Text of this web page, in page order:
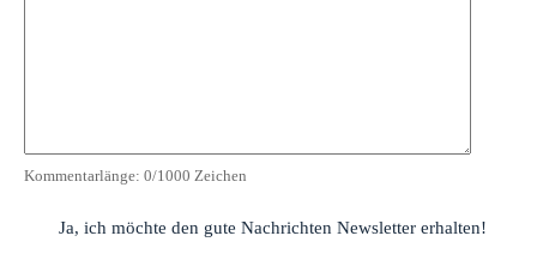
Kommentarlänge: 0/1000 Zeichen
Ja, ich möchte den gute Nachrichten Newsletter erhalten!